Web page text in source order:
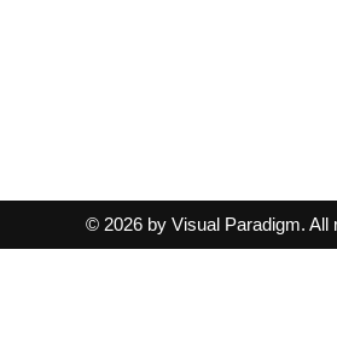
© 2026 by Visual Paradigm. All